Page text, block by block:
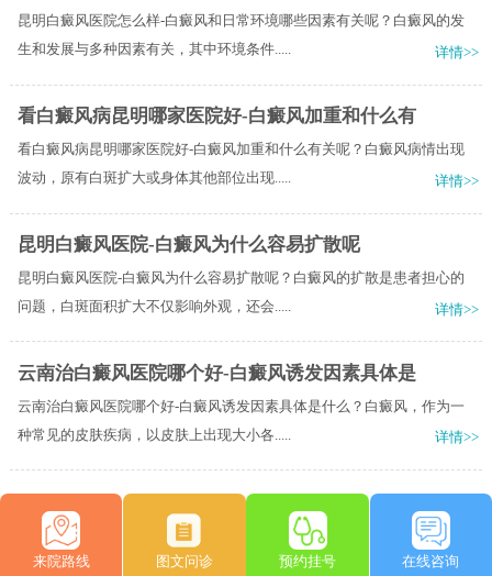
昆明白癜风医院怎么样-白癜风和日常环境哪些因素有关呢？白癜风的发
生和发展与多种因素有关，其中环境条件.....
详情>>
看白癜风病昆明哪家医院好-白癜风加重和什么有
看白癜风病昆明哪家医院好-白癜风加重和什么有关呢？白癜风病情出现
波动，原有白斑扩大或身体其他部位出现.....
详情>>
昆明白癜风医院-白癜风为什么容易扩散呢
昆明白癜风医院-白癜风为什么容易扩散呢？白癜风的扩散是患者担心的
问题，白斑面积扩大不仅影响外观，还会.....
详情>>
云南治白癜风医院哪个好-白癜风诱发因素具体是
云南治白癜风医院哪个好-白癜风诱发因素具体是什么？白癜风，作为一
种常见的皮肤疾病，以皮肤上出现大小各.....
详情>>
来院路线 图文问诊 预约挂号 在线咨询